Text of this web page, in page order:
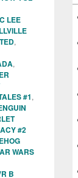
LEE
,
,
#1,
#2
WARS
B